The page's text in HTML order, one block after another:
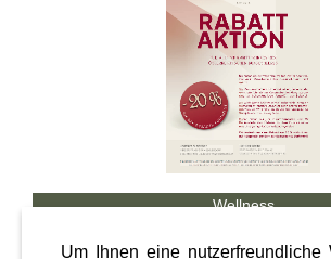
Wellness
Um Ihnen eine nutzerfreundliche